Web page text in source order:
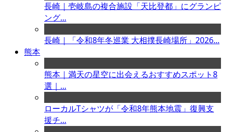
長崎｜壱岐島の複合施設「天比登都」にグランピ
ング...
長崎｜「令和8年冬巡業 大相撲長崎場所」2026...
熊本
熊本｜満天の星空に出会えるおすすめスポット8
選｜...
ローカルTシャツが「令和8年熊本地震」復興支
援チ...